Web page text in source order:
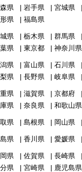
県 岩手県 宮城県
県
福島県
県 栃木県 群馬県
県
東京都 神奈川県
県 富山県 石川県
県
長野県 岐阜県
県 滋賀県 京都府
県
奈良県 和歌山県
県 島根県 岡山県
県 香川県 愛媛県
県 佐賀県 長崎県
県
宮崎県 鹿児島県